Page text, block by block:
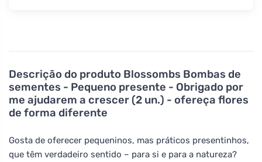
Descrição do produto Blossombs Bombas de
sementes - Pequeno presente - Obrigado por
me ajudarem a crescer (2 un.) - ofereça flores
de forma diferente
Gosta de oferecer pequeninos, mas práticos presentinhos,
que têm verdadeiro sentido – para si e para a natureza?